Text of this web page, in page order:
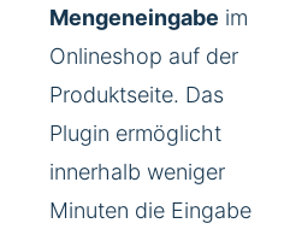
Mengeneingabe im
Onlineshop auf der
Produktseite. Das
Plugin ermöglicht
innerhalb weniger
Minuten die Eingabe